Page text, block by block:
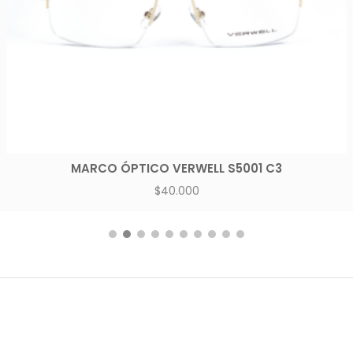
MARCO ÓPTICO VERWELL S5001 C3
$40.000